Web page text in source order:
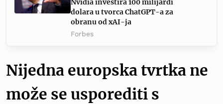
Nvidia investira 100 milijardi
dolara u tvorca ChatGPT-a za
obranu od xAI-ja
Forbes
Nijedna europska tvrtka ne
može se usporediti s